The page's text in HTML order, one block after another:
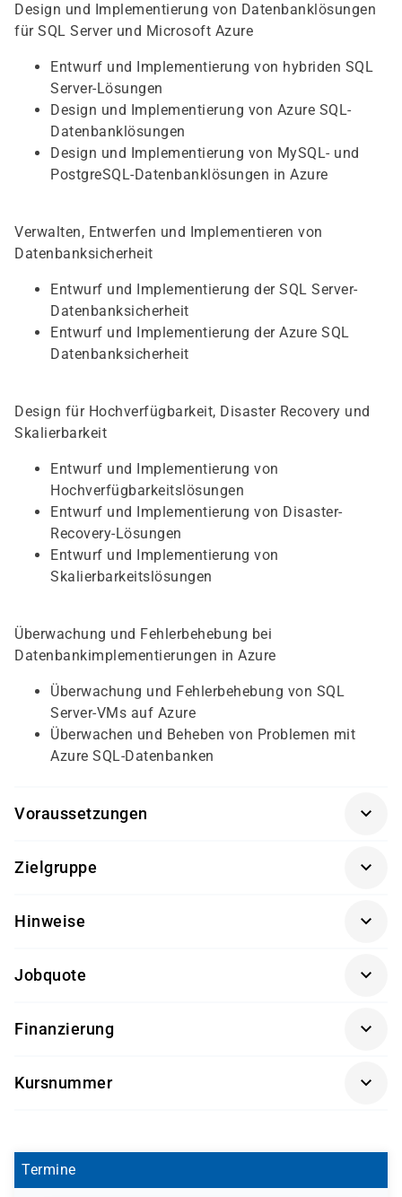
Design und Implementierung von Datenbanklösungen
für SQL Server und Microsoft Azure
Entwurf und Implementierung von hybriden SQL
Server-Lösungen
Design und Implementierung von Azure SQL-
Datenbanklösungen
Design und Implementierung von MySQL- und
PostgreSQL-Datenbanklösungen in Azure
Verwalten, Entwerfen und Implementieren von
Datenbanksicherheit
Entwurf und Implementierung der SQL Server-
Datenbanksicherheit
Entwurf und Implementierung der Azure SQL
Datenbanksicherheit
Design für Hochverfügbarkeit, Disaster Recovery und
Skalierbarkeit
Entwurf und Implementierung von
Hochverfügbarkeitslösungen
Entwurf und Implementierung von Disaster-
Recovery-Lösungen
Entwurf und Implementierung von
Skalierbarkeitslösungen
Überwachung und Fehlerbehebung bei
Datenbankimplementierungen in Azure
Überwachung und Fehlerbehebung von SQL
Server-VMs auf Azure
Überwachen und Beheben von Problemen mit
Azure SQL-Datenbanken
Voraussetzungen
folgende Vorkenntnisse mitbringen:
Erfahrung mit SQL
Zielgruppe
innen, die lokale und Microsoft Azure-Datenlösungen
Hinweise
Jobquote
Finanzierung
- regionale Einrichtungen
Kursnummer
Termine